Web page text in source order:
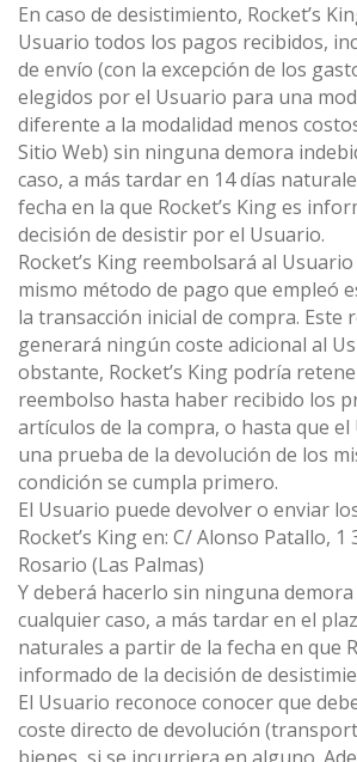
En caso de desistimiento, Rocket’s
Usuario todos los pagos recibidos,
de envío (con la excepción de los
elegidos por el Usuario para una
diferente a la modalidad menos
Sitio Web) sin ninguna demora
caso, a más tardar en 14 días
fecha en la que Rocket’s King es
decisión de desistir por el Usuario.
Rocket’s King reembolsará al
mismo método de pago que empleó
la transacción inicial de compra. Este
generará ningún coste adicional al
obstante, Rocket’s King podría
reembolso hasta haber recibido los
artículos de la compra, o hasta que
una prueba de la devolución de los
condición se cumpla primero.
El Usuario puede devolver o enviar
Rocket’s King en: C/ Alonso Patallo, 1
Rosario (Las Palmas)
Y deberá hacerlo sin ninguna
cualquier caso, a más tardar en el
naturales a partir de la fecha en que
informado de la decisión de
El Usuario reconoce conocer que
coste directo de devolución